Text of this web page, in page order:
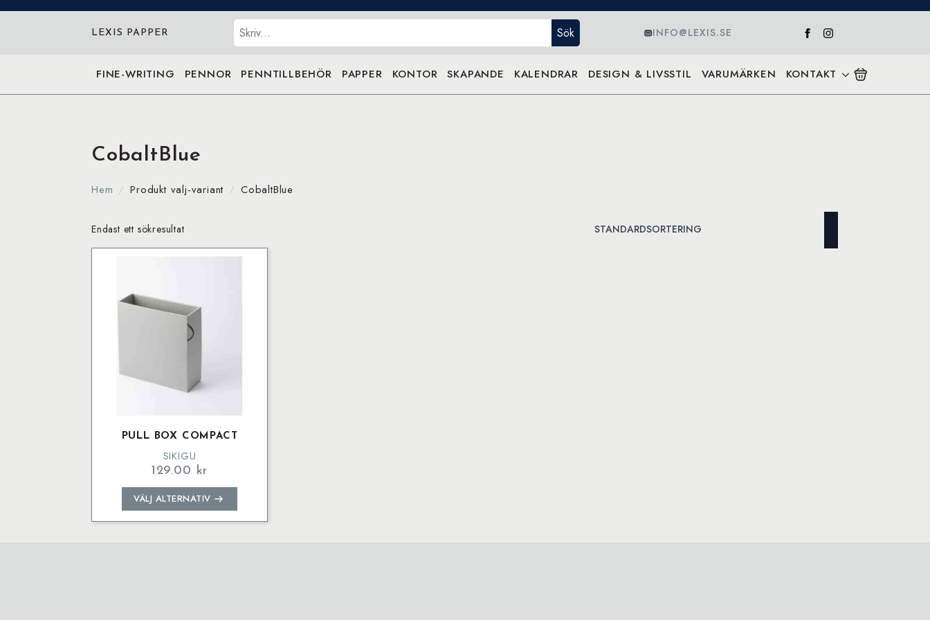
LEXIS PAPPER Sök Sök INFO@LEXIS.SE
FINE-WRITING PENNOR PENNTILLBEHÖR PAPPER KONTOR SKAPANDE KALENDRAR DESIGN & LIVSSTIL VARUMÄRKEN KONTAKT
CobaltBlue
Hem Produkt valj-variant CobaltBlue
Endast ett sökresultat
PULL BOX COMPACT
SIKIGU
129.00 kr
VÄLJ ALTERNATIV
Den
här
produkten